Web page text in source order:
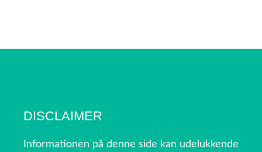
DISCLAIMER
Informationen på denne side kan udelukkende